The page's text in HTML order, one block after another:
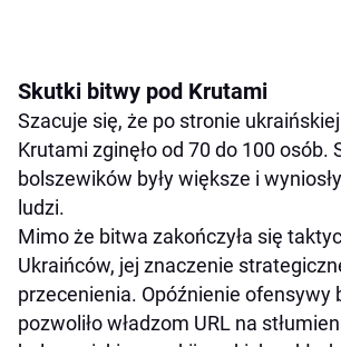
Skutki bitwy pod Krutami
Szacuje się, że po stronie
Krutami zginęło od 70 do 100 osób.
bolszewików były większe i
ludzi.
Mimo że bitwa zakończyła się
Ukraińców, jej znaczenie
przecenienia. Opóźnienie ofensywy
pozwoliło władzom URL na